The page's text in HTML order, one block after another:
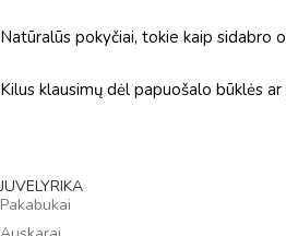
Natūralūs pokyčiai, tokie kaip sidabro
Kilus klausimų dėl papuošalo būklės
JUVELYRIKA
Pakabukai